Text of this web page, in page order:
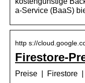
a-Service (BaaS)
http s://
Firestore-
Preise | Firestore |